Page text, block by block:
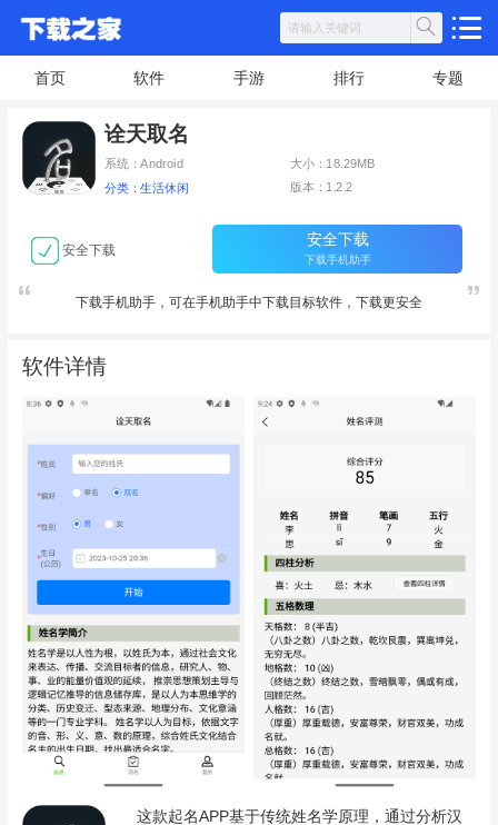
首页 软件 手游 排行 专题
诠天取名
系统：Android 大小：18.29MB
分类：生活休闲 版本：1.2.2
安全下载
安全下载
下载手机助手
下载手机助手，可在手机助手中下载目标软件，下载更安全
软件详情
这款起名APP基于传统姓名学原理，通过分析汉